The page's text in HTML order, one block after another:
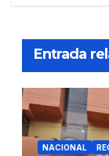
Entrada
NACIONAL